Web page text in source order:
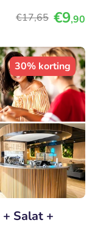
€17,65 €9,90
30% korting
Salat +